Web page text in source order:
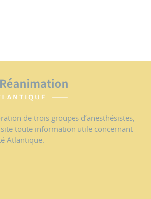
de trois groupes d’anesthésistes,
toute information utile concernant
Atlantique.